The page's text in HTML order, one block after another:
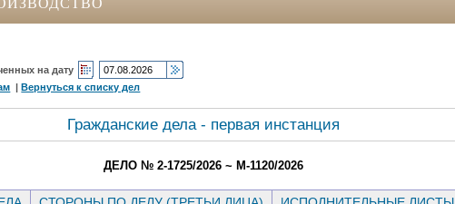
на дату
|Вернуться к списку дел
Гражданские дела - первая инстанция
ДЕЛО № 2-1725/2026 ~ М-1120/2026